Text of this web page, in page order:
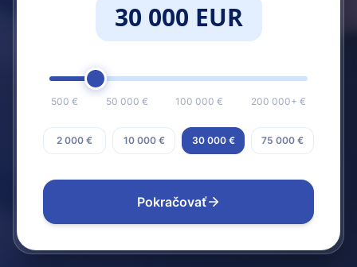
30 000 EUR
500 € 50 000 € 100 000 € 200 000+ €
2 000 € 10 000 € 30 000 € 75 000 €
Pokračovať